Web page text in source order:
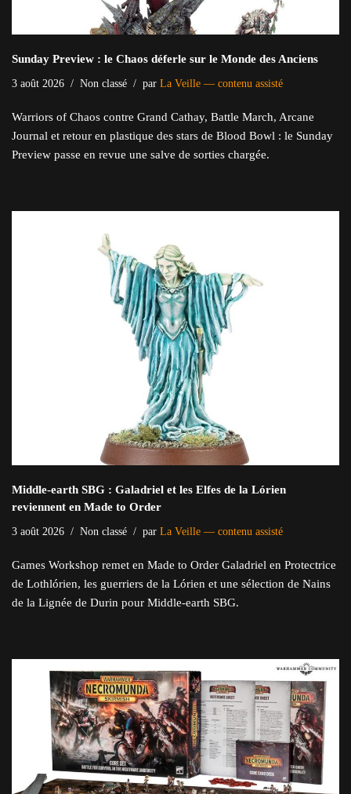
Sunday Preview : le Chaos déferle sur le Monde des Anciens
3 août 2026 Non classé par La Veille — contenu assisté
Warriors of Chaos contre Grand Cathay, Battle March, Arcane
Journal et retour en plastique des stars de Blood Bowl : le Sunday
Preview passe en revue une salve de sorties chargée.
Middle-earth SBG : Galadriel et les Elfes de la Lórien
reviennent en Made to Order
3 août 2026 Non classé par La Veille — contenu assisté
Games Workshop remet en Made to Order Galadriel en Protectrice
de Lothlórien, les guerriers de la Lórien et une sélection de Nains
de la Lignée de Durin pour Middle-earth SBG.